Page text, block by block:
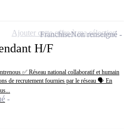
H/F
✅ Réseau national collaboratif et humain
de recrutement fournies par le réseau 🗣 En
FranchiseNon renseigné
Ajouter cette offre à ma sélection